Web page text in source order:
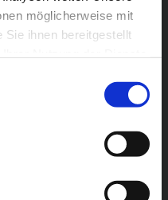
möglicherweise mit
Sie ihnen bereitgestellt